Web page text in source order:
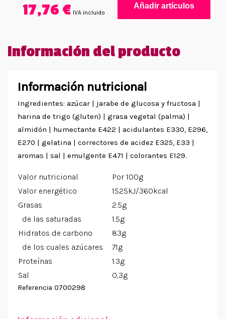
17,76 € IVA incluido
Añadir artículos
Información del producto
Información nutricional
Ingredientes: azúcar | jarabe de glucosa y fructosa |
harina de trigo (gluten) | grasa vegetal (palma) |
almidón | humectante E422 | acidulantes E330, E296,
E270 | gelatina | correctores de acidez E325, E33 |
aromas | sal | emulgente E471 | colorantes E129.
Valor nutricional
Por 100g
Valor energético
1525kJ/360kcal
Grasas
2.5g
de las saturadas
1.5g
Hidratos de carbono
83g
de los cuales azúcares
71g
Proteínas
1.3g
Sal
0,3g
Referencia 0700298